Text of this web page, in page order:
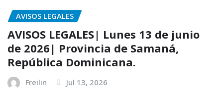
AVISOS LEGALES
AVISOS LEGALES| Lunes 13 de junio
de 2026| Provincia de Samaná,
República Dominicana.
Freilin Jul 13, 2026